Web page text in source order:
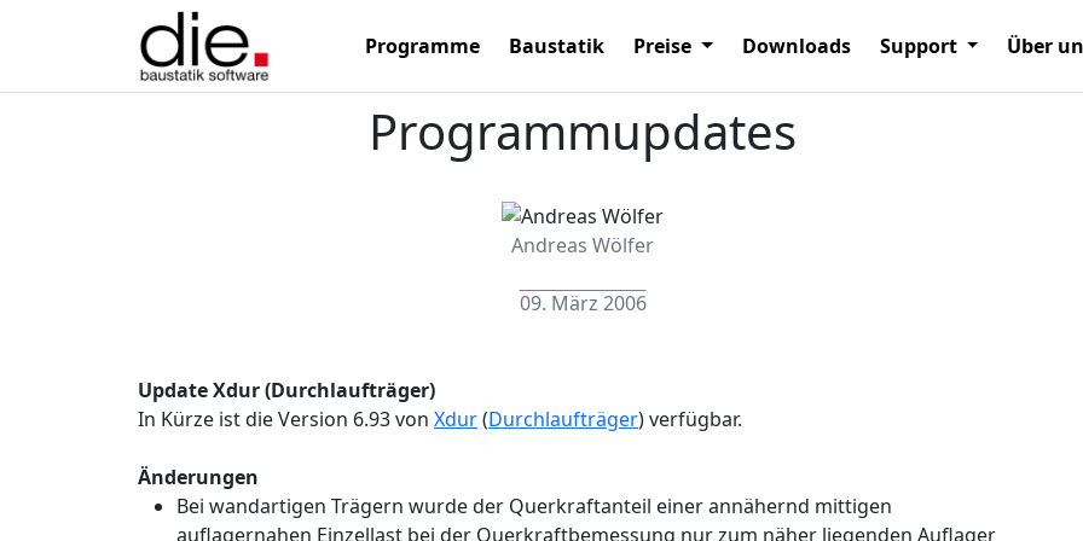
Programme Baustatik Preise Downloads Support Über
Programmupdates
Andreas Wölfer
09. März 2006
Update Xdur (Durchlaufträger)
In Kürze ist die Version 6.93 von Xdur(Durchlaufträger) verfügbar.
Änderungen
Bei wandartigen Trägern wurde der Querkraftanteil einer annähernd mittigen
auflagernahen Einzellast bei der Querkraftbemessung nur zum näher liegenden Auflager